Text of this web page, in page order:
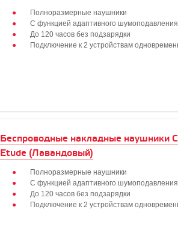
Полноразмерные наушники
С функцией адаптивного
До 120 часов без подзарядки
Подключение к 2 устройствам
Беспроводные накладные наушники
Etude (Лавандовый)
Полноразмерные наушники
С функцией адаптивного
До 120 часов без подзарядки
Подключение к 2 устройствам